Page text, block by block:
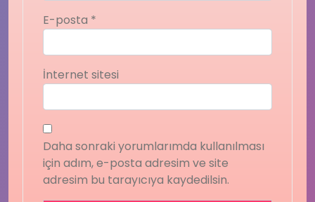
E-posta *
İnternet sitesi
Daha sonraki yorumlarımda kullanılması
için adım, e-posta adresim ve site
adresim bu tarayıcıya kaydedilsin.